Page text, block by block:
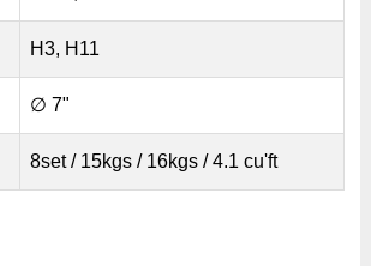
H3, H11
∅ 7"
8set / 15kgs / 16kgs / 4.1 cu'ft